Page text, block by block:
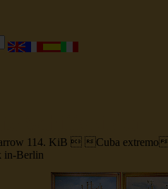
114. KiB  Cuba
in-Berlin